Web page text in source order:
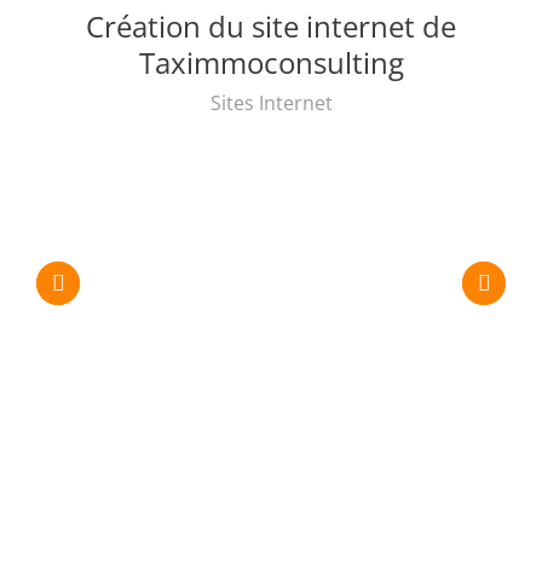
Création du site internet de
Taximmoconsulting
Sites Internet